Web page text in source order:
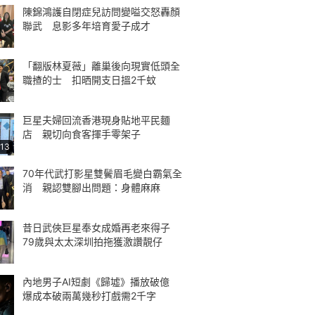
陳錦鴻護自閉症兒訪問變嗌交怒轟顏
聯武 息影多年培育愛子成才
「翻版林夏薇」離巢後向現實低頭全
職揸的士 扣晒開支日搵2千蚊
巨星夫婦回流香港現身貼地平民麵
店 親切向食客揮手零架子
70年代武打影星雙鬢眉毛變白霸氣全
消 親認雙腳出問題：身體麻麻
昔日武俠巨星奉女成婚再老來得子
79歲與太太深圳拍拖獲激讚靚仔
內地男子AI短劇《歸墟》播放破億
爆成本破兩萬幾秒打戲需2千字